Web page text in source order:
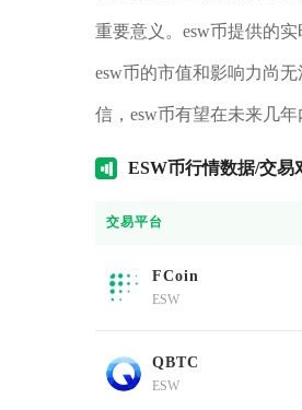
重要意义。esw币提供的
esw币的市值和影响力尚
信，esw币有望在未来几
ESW币行情数据/交易
交易平台
FCoin
ESW
QBTC
ESW